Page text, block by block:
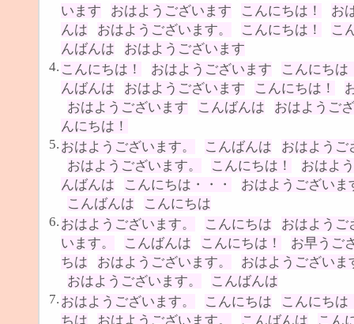
います
おはようございます こんにちは！
お
んは
おはようございます。 こんにちは！
こ
んばんは
おはようございます
4. こんにちは！ おはようございます
こんにちは
んばんは
おはようございます こんにちは！
おはようございます
こんばんは
おはようご
んにちは！
5. おはようございます。 こんばんは
おはようご
おはようございます。
こんにちは！
おはよ
んばんは
こんにちは・・・
おはようございま
こんばんは
こんにちは
6. おはようございます。 こんにちは
おはようご
います。
こんばんは こんにちは！
お早うご
ちは
おはようございます。
おはようございま
おはようございます。
こんばんは
7. おはようございます。 こんにちは
こんにちは
ちは
おはようございます。 こんばんは
こん